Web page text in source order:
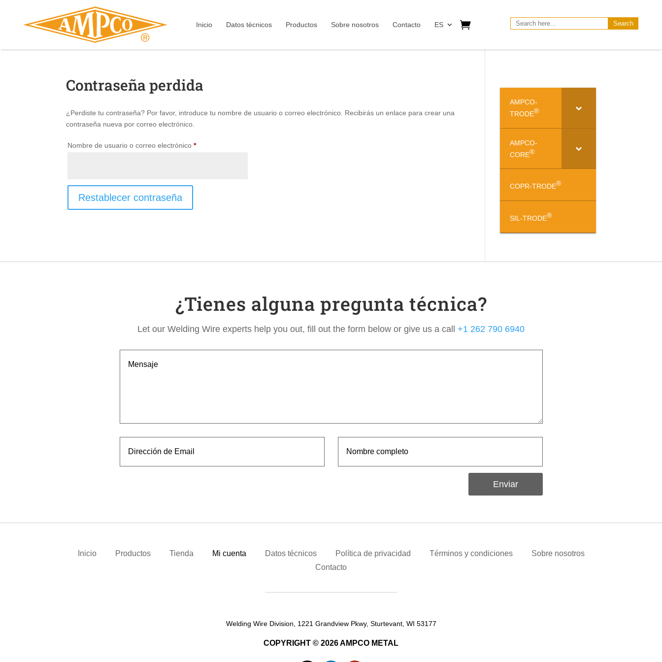
Inicio Datos técnicos Productos Sobre nosotros Contacto ES Buscar:
Contraseña perdida
¿Perdiste tu contraseña? Por favor, introduce tu nombre de usuario o correo electrónico. Recibirás un enlace para crear una
contraseña nueva por correo electrónico.
Nombre de usuario o correo electrónico*Obligatorio
Restablecer contraseña
AMPCO-
TRODE®
AMPCO-
CORE®
COPR-TRODE®
SIL-TRODE®
¿Tienes alguna pregunta técnica?
Let our Welding Wire experts help you out, fill out the form below or give us a call +1 262 790 6940
Enviar
Inicio Productos Tienda Mi cuenta Datos técnicos Política de privacidad Términos y condiciones
Sobre nosotros
Contacto
Welding Wire Division, 1221 Grandview Pkwy, Sturtevant, WI 53177
COPYRIGHT © 2026 AMPCO METAL